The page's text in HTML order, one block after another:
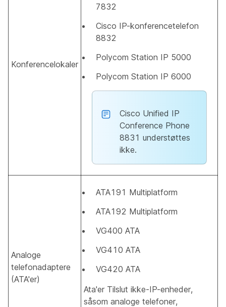
Konferencelokaler
7832
Cisco IP-konferencetelefon
8832
Polycom Station IP 5000
Polycom Station IP 6000
Cisco Unified IP
Conference Phone
8831 understøttes
ikke.
Analoge
telefonadaptere
(ATA'er)
ATA191 Multiplatform
ATA192 Multiplatform
VG400 ATA
VG410 ATA
VG420 ATA
Ata'er Tilslut ikke-IP-enheder,
såsom analoge telefoner,